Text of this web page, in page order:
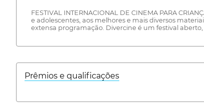
FESTIVAL INTERNACIONAL DE CINEMA PARA
e adolescentes, aos melhores e mais diversos
extensa programação. Divercine é um festival
Prêmios e qualificações